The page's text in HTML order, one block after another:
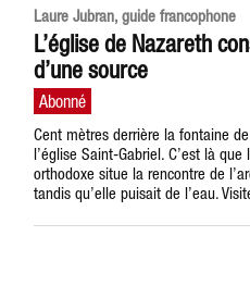
Laure Jubran, guide francophone
L’église de Nazareth
d’une source
Cent mètres derrière la fontaine
l’église Saint-Gabriel. C’est là
orthodoxe situe la rencontre de
tandis qu’elle puisait de l’eau.